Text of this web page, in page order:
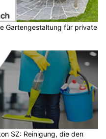
Gartengestaltung für private
SZ: Reinigung, die den